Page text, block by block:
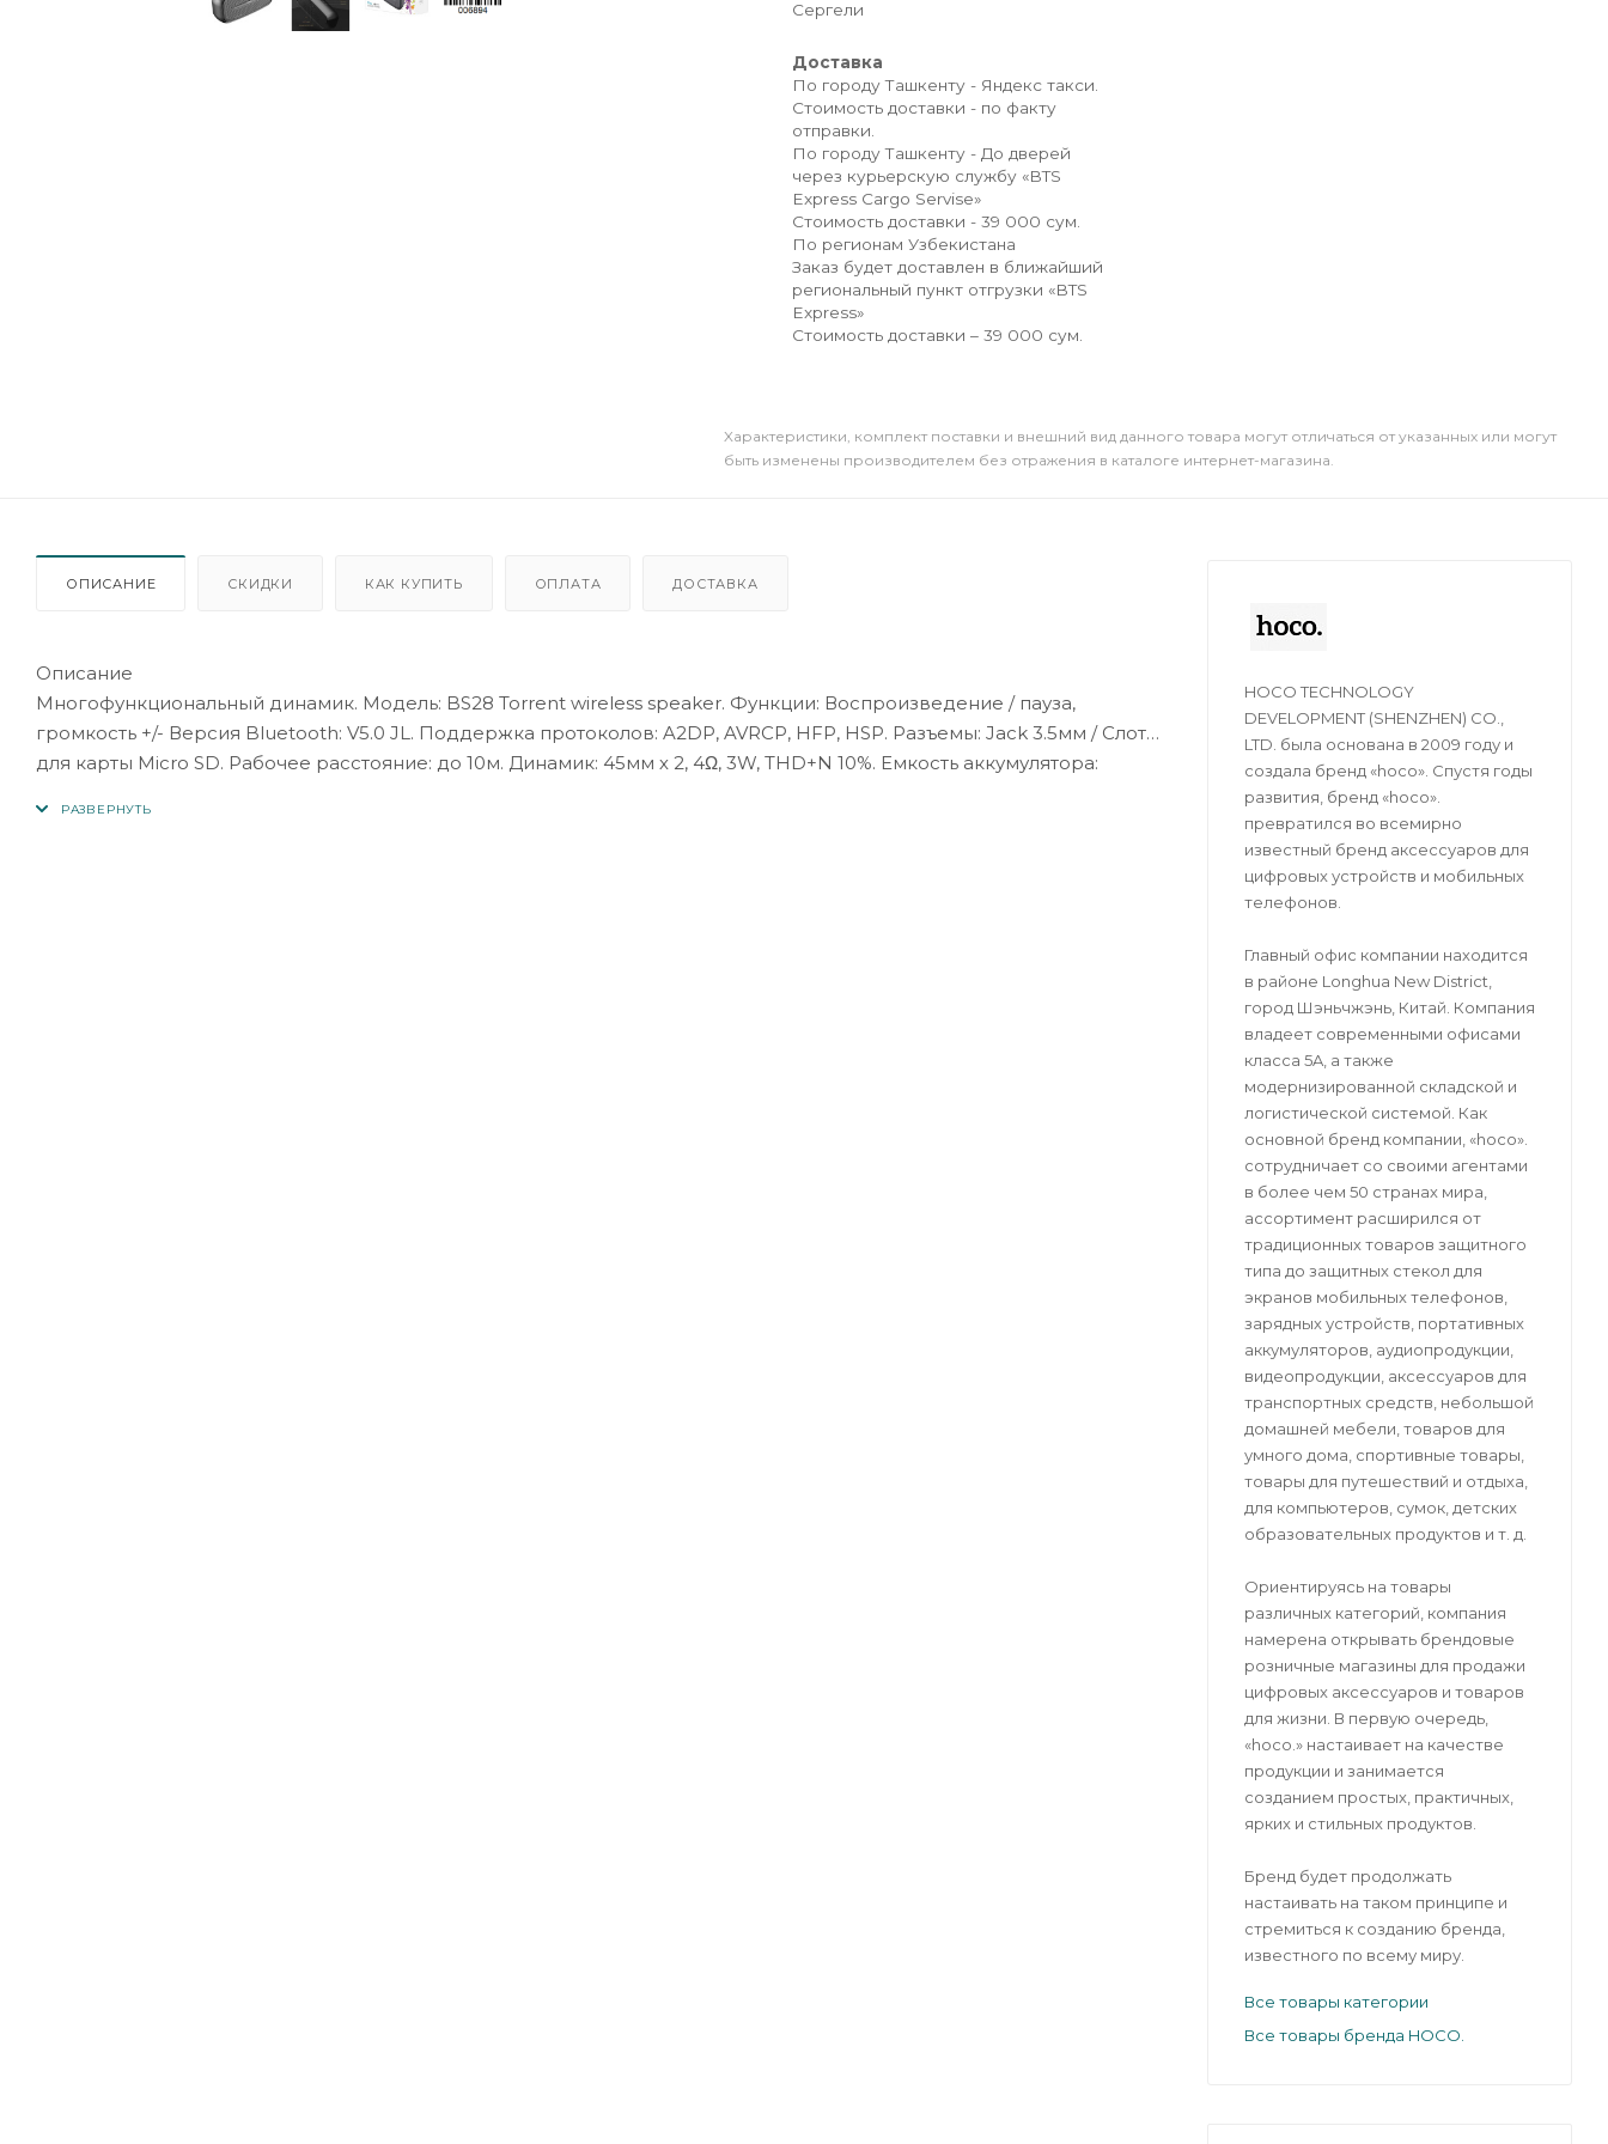
Сергели
Доставка
По городу Ташкенту - Яндекс такси.
Стоимость доставки - по факту
отправки.
По городу Ташкенту - До дверей
через курьерскую службу «BTS
Express Cargo Servise»
Стоимость доставки - 39 000 сум.
По регионам Узбекистана
Заказ будет доставлен в ближайший
региональный пункт отгрузки «BTS
Express»
Стоимость доставки – 39 000 сум.
Xарактеристики, комплект поставки и внешний вид данного товара могут отличаться от указанных или могут
быть изменены производителем без отражения в каталоге интернет-магазина.
ОПИСАНИЕ СКИДКИ КАК КУПИТЬ ОПЛАТА ДОСТАВКА
Описание
Многофункциональный динамик. Модель: BS28 Torrent wireless speaker. Функции: Воспроизведение / пауза,
громкость +/- Версия Bluetooth: V5.0 JL. Поддержка протоколов: A2DP, AVRCP, HFP, HSP. Разъемы: Jack 3.5мм / Слот
для карты Micro SD. Рабочее расстояние: до 10м. Динамик: 45мм х 2, 4Ω, 3W, THD+N 10%. Емкость аккумулятора:
HOCO TECHNOLOGY
DEVELOPMENT (SHENZHEN) CO.,
LTD. была основана в 2009 году и
создала бренд «hoco». Спустя годы
развития, бренд «hoco».
превратился во всемирно
известный бренд аксессуаров для
цифровых устройств и мобильных
телефонов.
Главный офис компании находится
в районе Longhua New District,
город Шэньчжэнь, Китай. Компания
владеет современными офисами
класса 5A, а также
модернизированной складской и
логистической системой. Как
основной бренд компании, «hoco».
сотрудничает со своими агентами
в более чем 50 странах мира,
ассортимент расширился от
традиционных товаров защитного
типа до защитных стекол для
экранов мобильных телефонов,
зарядных устройств, портативных
аккумуляторов, аудиопродукции,
видеопродукции, аксессуаров для
транспортных средств, небольшой
домашней мебели, товаров для
умного дома, спортивные товары,
товары для путешествий и отдыха,
для компьютеров, сумок, детских
образовательных продуктов и т. д.
Ориентируясь на товары
различных категорий, компания
намерена открывать брендовые
розничные магазины для продажи
цифровых аксессуаров и товаров
для жизни. В первую очередь,
«hoco.» настаивает на качестве
продукции и занимается
созданием простых, практичных,
ярких и стильных продуктов.
Бренд будет продолжать
настаивать на таком принципе и
стремиться к созданию бренда,
известного по всему миру.
Все товары категории
Все товары бренда HOCO.